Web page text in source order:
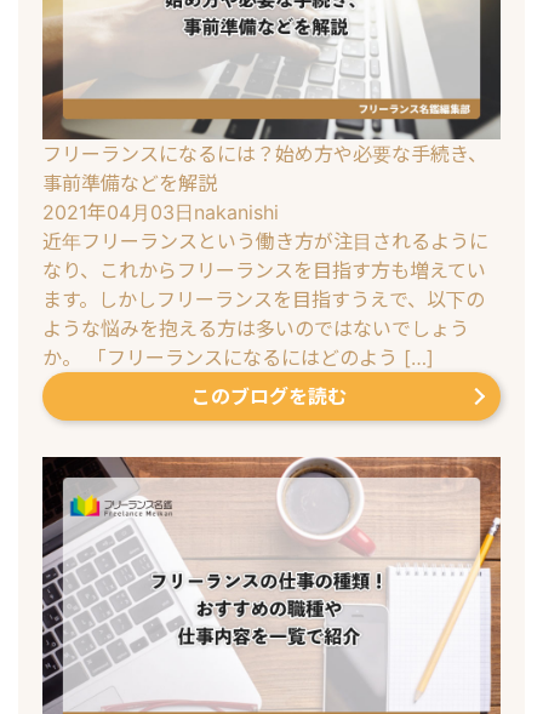
フリーランスになるには？始め方や必要な手続き、
事前準備などを解説
2021年04月03日 nakanishi
近年フリーランスという働き方が注目されるように
なり、これからフリーランスを目指す方も増えてい
ます。しかしフリーランスを目指すうえで、以下の
ような悩みを抱える方は多いのではないでしょう
か。 「フリーランスになるにはどのよう […]
このブログを読む